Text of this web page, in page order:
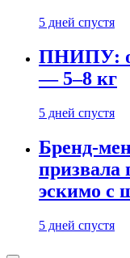
5 дней спустя
ПНИПУ:
— 5–8 кг
5 дней спустя
Бренд-
призвала
эскимо с
5 дней спустя